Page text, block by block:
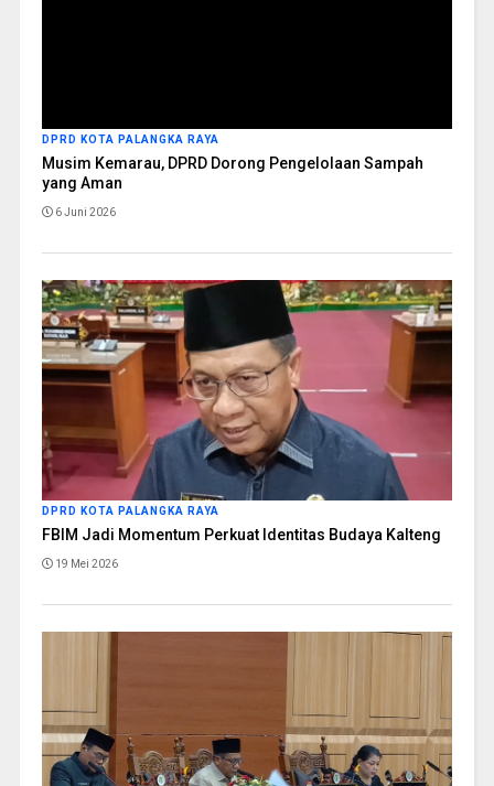
DPRD KOTA PALANGKA RAYA
Musim Kemarau, DPRD Dorong Pengelolaan Sampah
yang Aman
6 Juni 2026
DPRD KOTA PALANGKA RAYA
FBIM Jadi Momentum Perkuat Identitas Budaya Kalteng
19 Mei 2026